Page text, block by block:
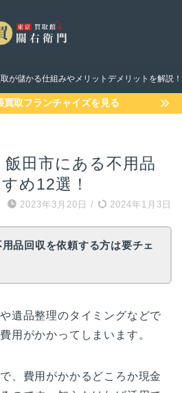
が儲かる仕組みやメリットデメリットを解説！
買取フランチャイズを見る
飯田市にある不用品
め12選！
2023年3月20日 / 2024年1月3日
品回収を依頼する方は要チェ
遺品整理のタイミングなどで
用がかかってしまいます。
、費用がかかるどころか現金